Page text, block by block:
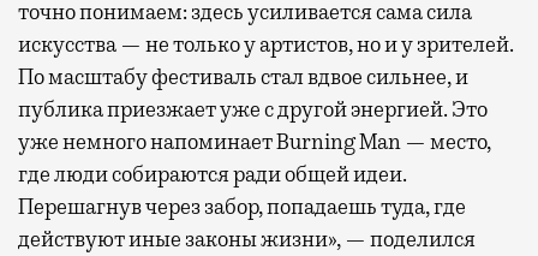
точно понимаем: здесь усиливается сама сила
искусства — не только у артистов, но и у зрителей.
По масштабу фестиваль стал вдвое сильнее, и
публика приезжает уже с другой энергией. Это
уже немного напоминает Burning Man — место,
где люди собираются ради общей идеи.
Перешагнув через забор, попадаешь туда, где
действуют иные законы жизни», — поделился